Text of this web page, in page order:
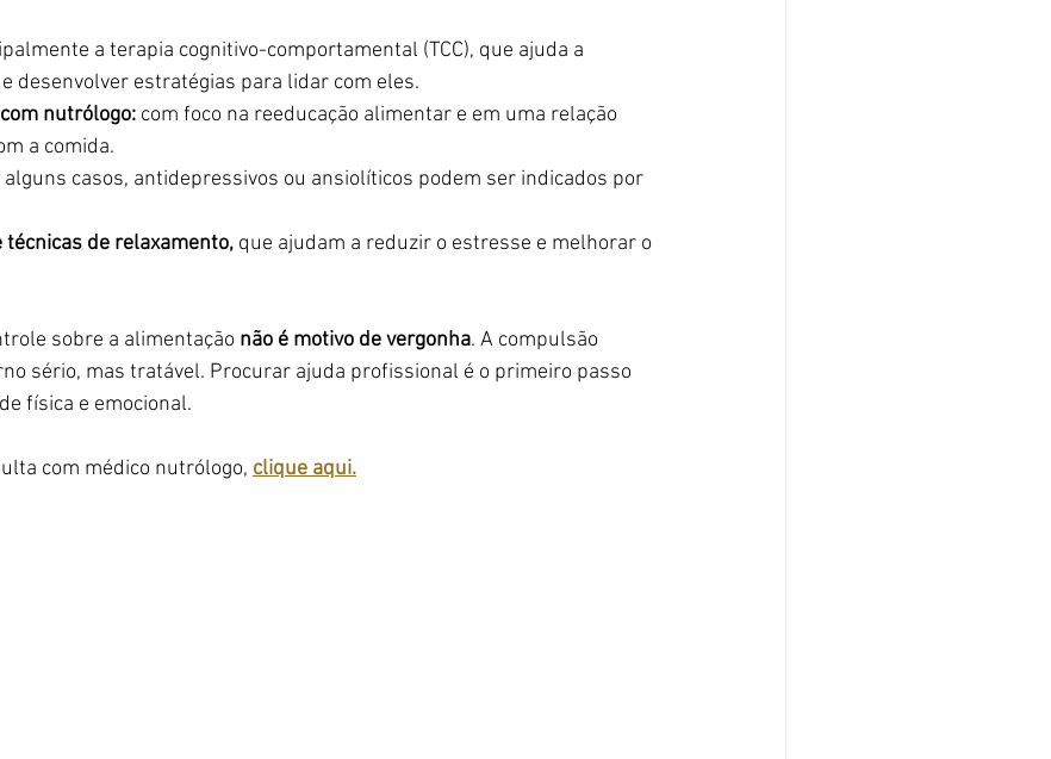
a terapia cognitivo-comportamental (TCC), que ajuda a
desenvolver estratégias para lidar com eles.
nutrólogo: com foco na reeducação alimentar e em uma relação
a comida.
alguns casos, antidepressivos ou ansiolíticos podem ser indicados por
de relaxamento, que ajudam a reduzir o estresse e melhorar o
sobre a alimentação não é motivo de vergonha. A compulsão
sério, mas tratável. Procurar ajuda profissional é o primeiro passo
física e emocional.
com médico nutrólogo, clique aqui.